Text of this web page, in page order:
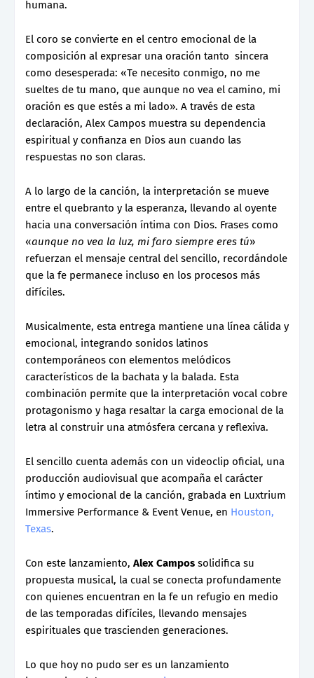
humana.
El coro se convierte en el centro emocional de la
composición al expresar una oración tanto sincera
como desesperada: «Te necesito conmigo, no me
sueltes de tu mano, que aunque no vea el camino, mi
oración es que estés a mi lado». A través de esta
declaración, Alex Campos muestra su dependencia
espiritual y confianza en Dios aun cuando las
respuestas no son claras.
A lo largo de la canción, la interpretación se mueve
entre el quebranto y la esperanza, llevando al oyente
hacia una conversación íntima con Dios. Frases como
«aunque no vea la luz, mi faro siempre eres tú»
refuerzan el mensaje central del sencillo, recordándole
que la fe permanece incluso en los procesos más
difíciles.
Musicalmente, esta entrega mantiene una línea cálida y
emocional, integrando sonidos latinos
contemporáneos con elementos melódicos
característicos de la bachata y la balada. Esta
combinación permite que la interpretación vocal cobre
protagonismo y haga resaltar la carga emocional de la
letra al construir una atmósfera cercana y reflexiva.
El sencillo cuenta además con un videoclip oficial, una
producción audiovisual que acompaña el carácter
íntimo y emocional de la canción, grabada en Luxtrium
Immersive Performance & Event Venue, en Houston,
Texas.
Con este lanzamiento, Alex Campos solidifica su
propuesta musical, la cual se conecta profundamente
con quienes encuentran en la fe un refugio en medio
de las temporadas difíciles, llevando mensajes
espirituales que trascienden generaciones.
Lo que hoy no pudo ser es un lanzamiento